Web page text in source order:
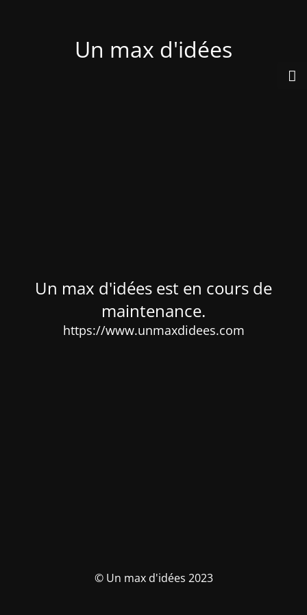
Un max d'idées
Un max d'idées est en cours de
maintenance.
https://www.unmaxdidees.com
© Un max d'idées 2023